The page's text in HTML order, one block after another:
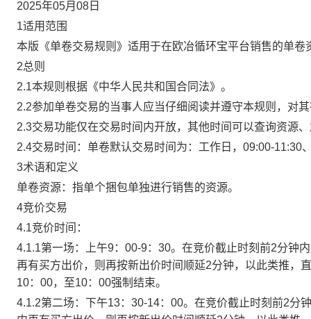
2025年05月08日
1适用范围
本版《单卷交易规则》适用于在欧冶循环宝平台销售的单卷
2总则
2.1本规则根据《中华人民共和国合同法》。
2.2参加单卷交易的当事人应当仔细阅读并遵守本规则，对
2.3交易功能仅在交易时间内开放，其他时间可以查询资源
2.4交易时间：单卷默认交易时间为：工作日，09:00-11:30
3术语和定义
单卷资源：指单个捆包单独进行销售的资源。
4竞价交易
4.1竞价时间：
4.1.1第一场：上午9：00-9：30。在竞价截止时刻前2分钟
再有买方出价，则再按新出价时间顺延2分钟，以此类推，
10：00，至10：00强制结束。
4.1.2第二场：下午13：30-14：00。在竞价截止时刻前2分